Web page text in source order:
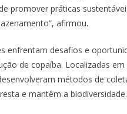
promover práticas
afirmou.
enfrentam desafios e
de copaíba. Localizadas em
métodos de
e mantêm a biodiversidade.